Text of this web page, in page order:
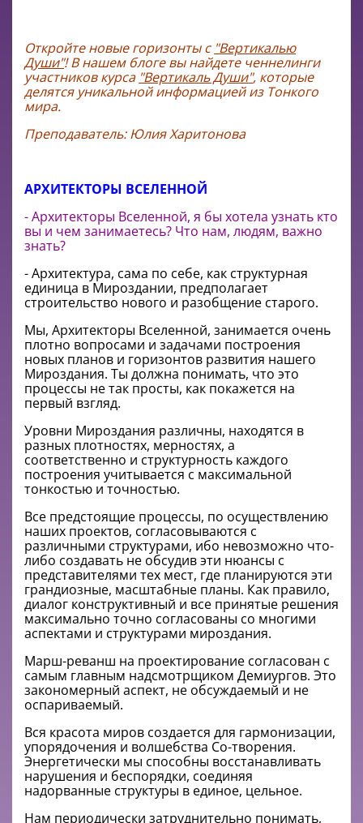
Откройте новые горизонты с "Вертикалью
Души"! В нашем блоге вы найдете ченнелинги
участников курса "Вертикаль Души", которые
делятся уникальной информацией из Тонкого
мира.
Преподаватель: Юлия Харитонова
АРХИТЕКТОРЫ ВСЕЛЕННОЙ
- Архитекторы Вселенной, я бы хотела узнать кто
вы и чем занимаетесь? Что нам, людям, важно
знать?
- Архитектура, сама по себе, как структурная
единица в Мироздании, предполагает
строительство нового и разобщение старого.
Мы, Архитекторы Вселенной, занимается очень
плотно вопросами и задачами построения
новых планов и горизонтов развития нашего
Мироздания. Ты должна понимать, что это
процессы не так просты, как покажется на
первый взгляд.
Уровни Мироздания различны, находятся в
разных плотностях, мерностях, а
соответственно и структурность каждого
построения учитывается с максимальной
тонкостью и точностью.
Все предстоящие процессы, по осуществлению
наших проектов, согласовываются с
различными структурами, ибо невозможно что-
либо создавать не обсудив эти нюансы с
представителями тех мест, где планируются эти
грандиозные, масштабные планы. Как правило,
диалог конструктивный и все принятые решения
максимально точно согласованы со многими
аспектами и структурами мироздания.
Марш-реванш на проектирование согласован с
самым главным надсмотрщиком Демиургов. Это
закономерный аспект, не обсуждаемый и не
оспариваемый.
Вся красота миров создается для гармонизации,
упорядочения и волшебства Со-творения.
Энергетически мы способны восстанавливать
нарушения и беспорядки, соединяя
надорванные структуры в единое, цельное.
Нам периодически затруднительно понимать,